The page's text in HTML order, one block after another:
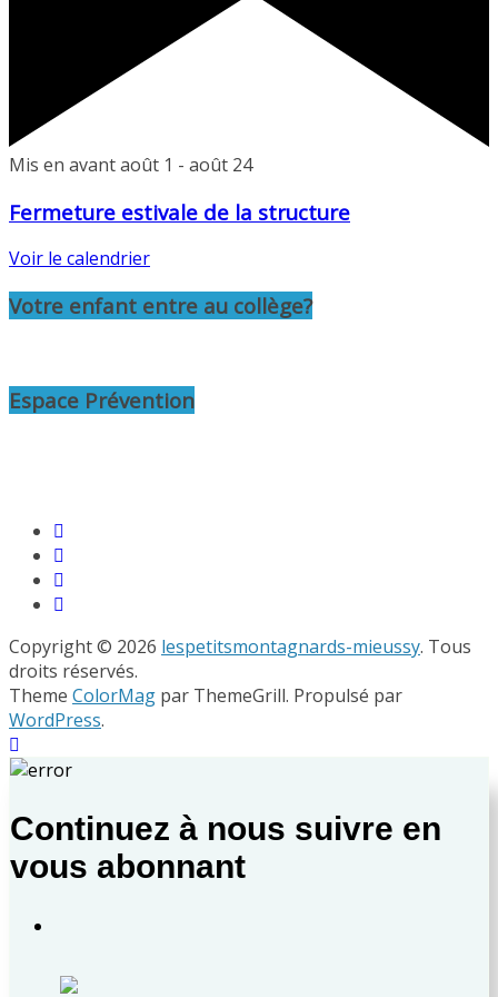
Mis en avantaoût 1 - août 24
Fermeture estivale de la structure
Voir le calendrier
Votre enfant entre au collège?
Espace Prévention
Copyright © 2026 lespetitsmontagnards-mieussy. Tous
droits réservés.
Theme ColorMag par ThemeGrill. Propulsé par
WordPress.
Continuez à nous suivre en
vous abonnant